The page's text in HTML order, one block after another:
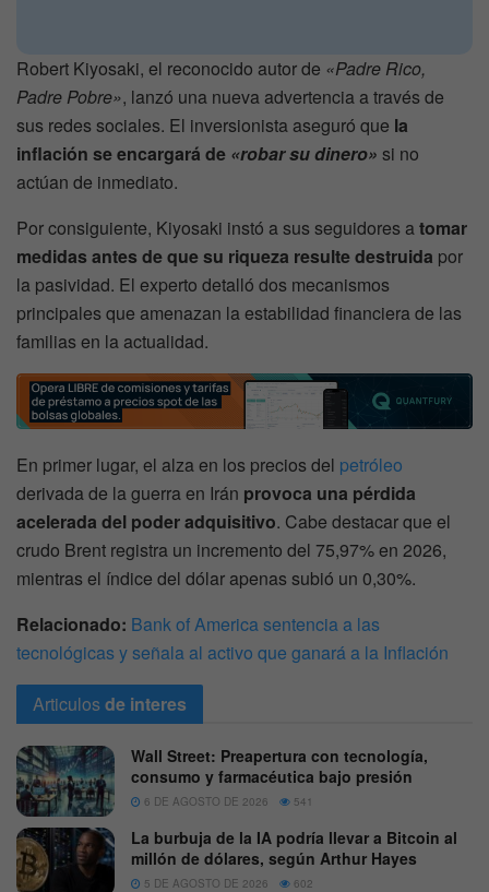
Robert Kiyosaki, el reconocido autor de «Padre Rico,
Padre Pobre», lanzó una nueva advertencia a través de
sus redes sociales. El inversionista aseguró que la
inflación se encargará de «robar su dinero» si no
actúan de inmediato.
Por consiguiente, Kiyosaki instó a sus seguidores atomar
medidas antes de que su riqueza resulte destruida por
la pasividad. El experto detalló dos mecanismos
principales que amenazan la estabilidad financiera de las
familias en la actualidad.
En primer lugar, el alza en los precios del petróleo
derivada de la guerra en Irán provoca una pérdida
acelerada del poder adquisitivo. Cabe destacar que el
crudo Brent registra un incremento del 75,97% en 2026,
mientras el índice del dólar apenas subió un 0,30%.
Relacionado: Bank of America sentencia a las
tecnológicas y señala al activo que ganará a la Inflación
Articulosde interes
Wall Street: Preapertura con tecnología,
consumo y farmacéutica bajo presión
6 DE AGOSTO DE 2026 541
La burbuja de la IA podría llevar a Bitcoin al
millón de dólares, según Arthur Hayes
5 DE AGOSTO DE 2026 602